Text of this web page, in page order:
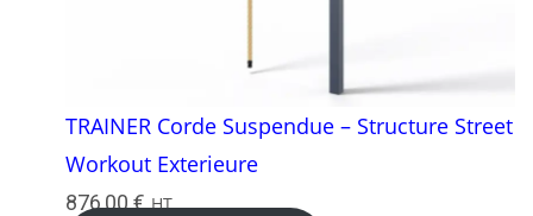
TRAINER Corde Suspendue – Structure Street
Workout Exterieure
876,00€ HT